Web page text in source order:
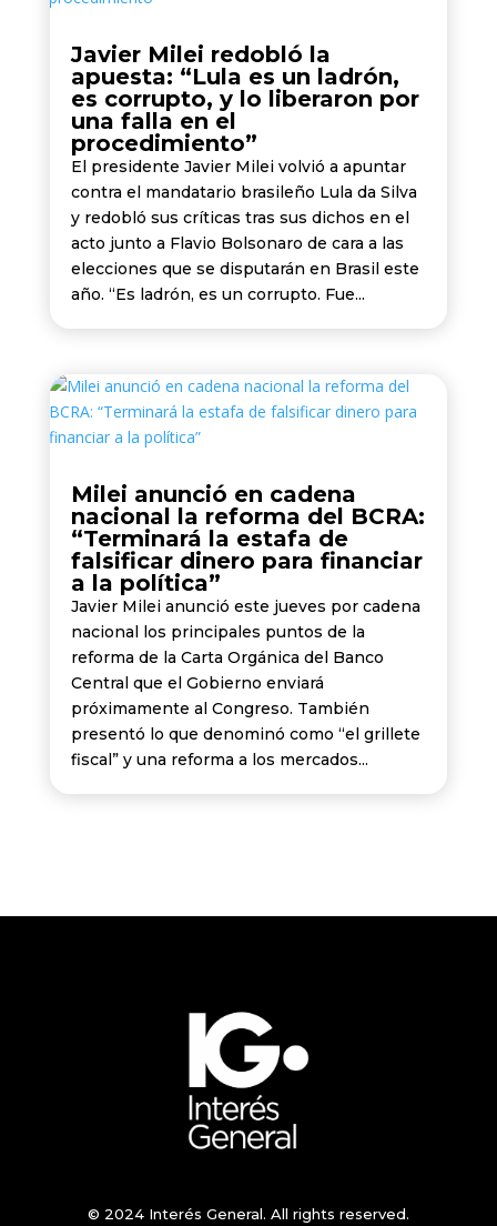
Javier Milei redobló la
apuesta: “Lula es un ladrón,
es corrupto, y lo liberaron por
una falla en el
procedimiento”
El presidente Javier Milei volvió a apuntar
contra el mandatario brasileño Lula da Silva
y redobló sus críticas tras sus dichos en el
acto junto a Flavio Bolsonaro de cara a las
elecciones que se disputarán en Brasil este
año. “Es ladrón, es un corrupto. Fue...
Milei anunció en cadena
nacional la reforma del BCRA:
“Terminará la estafa de
falsificar dinero para financiar
a la política”
Javier Milei anunció este jueves por cadena
nacional los principales puntos de la
reforma de la Carta Orgánica del Banco
Central que el Gobierno enviará
próximamente al Congreso. También
presentó lo que denominó como “el grillete
fiscal” y una reforma a los mercados...
© 2024 Interés General. All rights reserved.